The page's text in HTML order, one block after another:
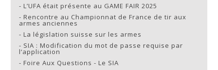
-L’UFA était présente au GAME FAIR 2025
-Rencontre au Championnat de France de tir aux
armes anciennes
-La législation suisse sur les armes
- SIA : Modification du mot de passe requise par
l’application
-Foire Aux Questions - Le SIA